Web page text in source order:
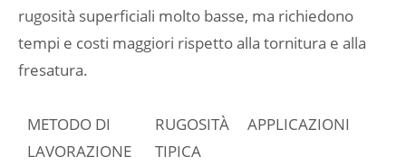
rugosità superficiali molto basse, ma richiedono
tempi e costi maggiori rispetto alla tornitura e alla
fresatura.
METODO DI
LAVORAZIONE
RUGOSITÀ
TIPICA
APPLICAZIONI